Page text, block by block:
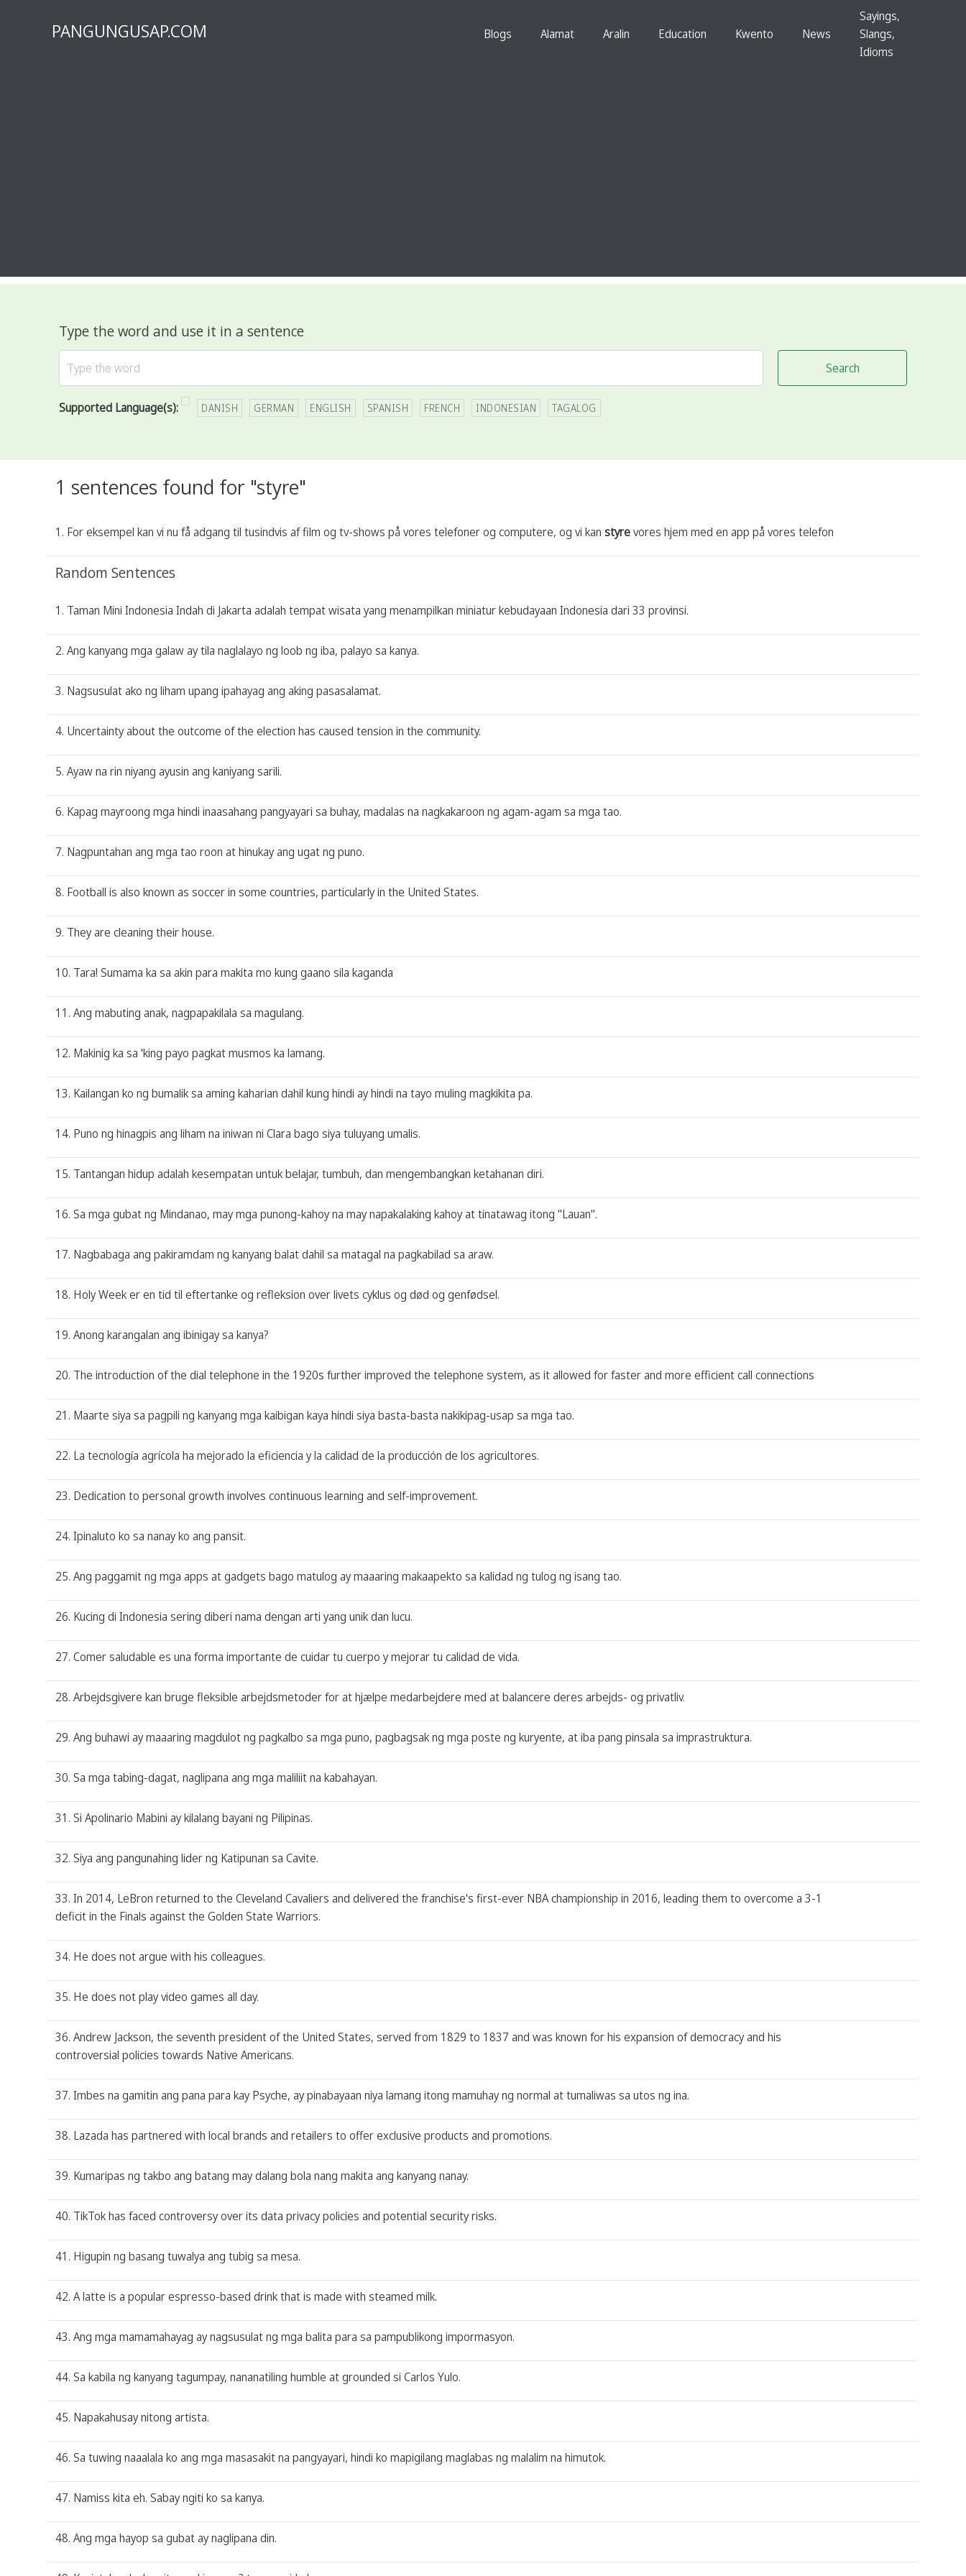
PANGUNGUSAP.COM Blogs Alamat Aralin Education Kwento News
Sayings,
Slangs,
Idioms
Type the word and use it in a sentence
Search
Supported Language(s): DANISH GERMAN ENGLISH SPANISH FRENCH INDONESIAN TAGALOG
1 sentences found for "styre"
1. For eksempel kan vi nu få adgang til tusindvis af film og tv-shows på vores telefoner og computere, og vi kan styrevores hjem med en app på vores telefon
Random Sentences
1. Taman Mini Indonesia Indah di Jakarta adalah tempat wisata yang menampilkan miniatur kebudayaan Indonesia dari 33 provinsi.
2. Ang kanyang mga galaw ay tila naglalayo ng loob ng iba, palayo sa kanya.
3. Nagsusulat ako ng liham upang ipahayag ang aking pasasalamat.
4. Uncertainty about the outcome of the election has caused tension in the community.
5. Ayaw na rin niyang ayusin ang kaniyang sarili.
6. Kapag mayroong mga hindi inaasahang pangyayari sa buhay, madalas na nagkakaroon ng agam-agam sa mga tao.
7. Nagpuntahan ang mga tao roon at hinukay ang ugat ng puno.
8. Football is also known as soccer in some countries, particularly in the United States.
9. They are cleaning their house.
10. Tara! Sumama ka sa akin para makita mo kung gaano sila kaganda
11. Ang mabuting anak, nagpapakilala sa magulang.
12. Makinig ka sa 'king payo pagkat musmos ka lamang.
13. Kailangan ko ng bumalik sa aming kaharian dahil kung hindi ay hindi na tayo muling magkikita pa.
14. Puno ng hinagpis ang liham na iniwan ni Clara bago siya tuluyang umalis.
15. Tantangan hidup adalah kesempatan untuk belajar, tumbuh, dan mengembangkan ketahanan diri.
16. Sa mga gubat ng Mindanao, may mga punong-kahoy na may napakalaking kahoy at tinatawag itong "Lauan".
17. Nagbabaga ang pakiramdam ng kanyang balat dahil sa matagal na pagkabilad sa araw.
18. Holy Week er en tid til eftertanke og refleksion over livets cyklus og død og genfødsel.
19. Anong karangalan ang ibinigay sa kanya?
20. The introduction of the dial telephone in the 1920s further improved the telephone system, as it allowed for faster and more efficient call connections
21. Maarte siya sa pagpili ng kanyang mga kaibigan kaya hindi siya basta-basta nakikipag-usap sa mga tao.
22. La tecnología agrícola ha mejorado la eficiencia y la calidad de la producción de los agricultores.
23. Dedication to personal growth involves continuous learning and self-improvement.
24. Ipinaluto ko sa nanay ko ang pansit.
25. Ang paggamit ng mga apps at gadgets bago matulog ay maaaring makaapekto sa kalidad ng tulog ng isang tao.
26. Kucing di Indonesia sering diberi nama dengan arti yang unik dan lucu.
27. Comer saludable es una forma importante de cuidar tu cuerpo y mejorar tu calidad de vida.
28. Arbejdsgivere kan bruge fleksible arbejdsmetoder for at hjælpe medarbejdere med at balancere deres arbejds- og privatliv.
29. Ang buhawi ay maaaring magdulot ng pagkalbo sa mga puno, pagbagsak ng mga poste ng kuryente, at iba pang pinsala sa imprastruktura.
30. Sa mga tabing-dagat, naglipana ang mga maliliit na kabahayan.
31. Si Apolinario Mabini ay kilalang bayani ng Pilipinas.
32. Siya ang pangunahing lider ng Katipunan sa Cavite.
33. In 2014, LeBron returned to the Cleveland Cavaliers and delivered the franchise's first-ever NBA championship in 2016, leading them to overcome a 3-1
deficit in the Finals against the Golden State Warriors.
34. He does not argue with his colleagues.
35. He does not play video games all day.
36. Andrew Jackson, the seventh president of the United States, served from 1829 to 1837 and was known for his expansion of democracy and his
controversial policies towards Native Americans.
37. Imbes na gamitin ang pana para kay Psyche, ay pinabayaan niya lamang itong mamuhay ng normal at tumaliwas sa utos ng ina.
38. Lazada has partnered with local brands and retailers to offer exclusive products and promotions.
39. Kumaripas ng takbo ang batang may dalang bola nang makita ang kanyang nanay.
40. TikTok has faced controversy over its data privacy policies and potential security risks.
41. Higupin ng basang tuwalya ang tubig sa mesa.
42. A latte is a popular espresso-based drink that is made with steamed milk.
43. Ang mga mamamahayag ay nagsusulat ng mga balita para sa pampublikong impormasyon.
44. Sa kabila ng kanyang tagumpay, nananatiling humble at grounded si Carlos Yulo.
45. Napakahusay nitong artista.
46. Sa tuwing naaalala ko ang mga masasakit na pangyayari, hindi ko mapigilang maglabas ng malalim na himutok.
47. Namiss kita eh. Sabay ngiti ko sa kanya.
48. Ang mga hayop sa gubat ay naglipana din.